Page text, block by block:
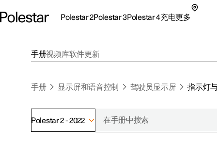
Polestar 2Polestar 3Polestar 4充电更多
手册视频库软件更新
手册 显示屏和语音控制 驾驶员显示屏 指示灯
Polestar 2 - 2022